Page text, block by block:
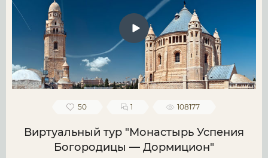
50 1 108177
Виртуальный тур "Монастырь Успения
Богородицы — Дормицион"